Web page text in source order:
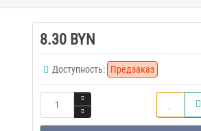
8.30 BYN
Доступность: Предзаказ